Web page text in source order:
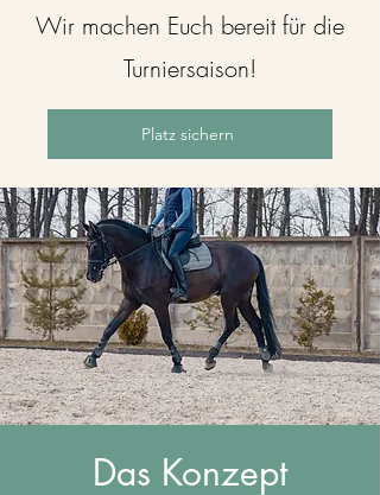
Wir machen Euch bereit für die
Turniersaison!
Platz sichern
Das Konzept